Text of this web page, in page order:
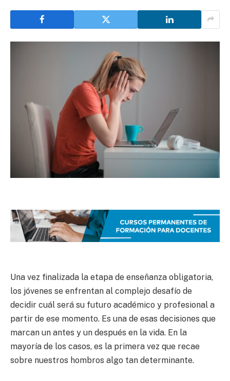
Una vez finalizada la etapa de enseñanza obligatoria,
los jóvenes se enfrentan al complejo desafío de
decidir cuál será su futuro académico y profesional a
partir de ese momento. Es una de esas decisiones que
marcan un antes y un después en la vida. En la
mayoría de los casos, es la primera vez que recae
sobre nuestros hombros algo tan determinante.